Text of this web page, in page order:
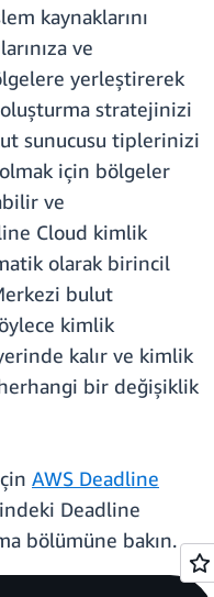
kaynaklarını
ve
yerleştirerek
stratejinizi
sunucusu tiplerinizi
için bölgeler
ve
Cloud kimlik
olarak birincil
bulut
kimlik
kalır ve kimlik
bir değişiklik
AWS Deadline
Deadline
bölümüne bakın.